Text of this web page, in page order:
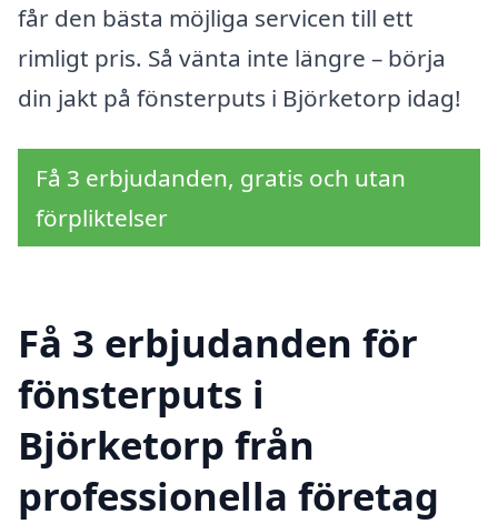
får den bästa möjliga servicen till ett
rimligt pris. Så vänta inte längre – börja
din jakt på fönsterputs i Björketorp idag!
Få 3 erbjudanden, gratis och utan
förpliktelser
Få 3 erbjudanden för
fönsterputs i
Björketorp från
professionella företag